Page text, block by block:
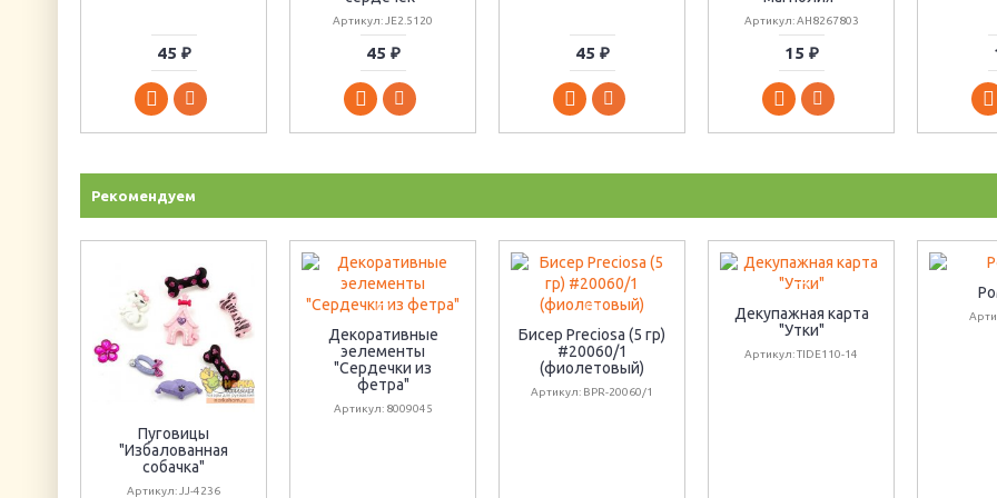
45 ₽
Артикул: JE2.5120
45 ₽ 45 ₽
Артикул: AH8267803
15 ₽
Рекомендуем
Пуговицы
"Избалованная
собачка"
Артикул: JJ-4236
Декоративные
эелементы
"Сердечки из
фетра"
Артикул: 8009045
Бисер Preciosa (5 гр)
#20060/1
(фиолетовый)
Артикул: BPR-20060/1
Декупажная карта
"Утки"
Артикул: TIDE110-14